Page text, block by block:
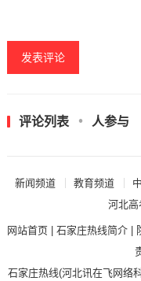
评论列表 人参与
新闻频道 教育频道
河北高
网站首页| 石家庄热线简介|
石家庄热线(河北讯在飞网络